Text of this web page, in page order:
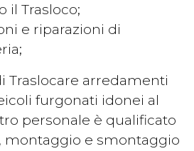
il Trasloco;
e riparazioni di
Traslocare arredamenti
furgonati idonei al
personale è qualificato
montaggio e smontaggio